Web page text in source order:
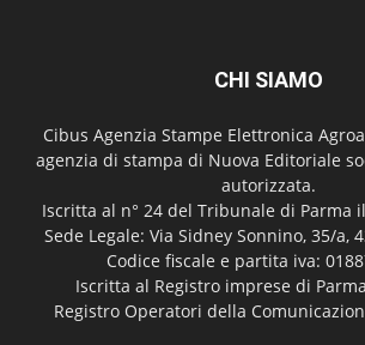
CHI SIAMO
Cibus Agenzia Stampe Elettronica
agenzia di stampa di Nuova Editoriale
autorizzata.
Iscritta al n° 24 del Tribunale di Parma
Sede Legale: Via Sidney Sonnino, 35/a,
Codice fiscale e partita iva:
Iscritta al Registro imprese di
Registro Operatori della